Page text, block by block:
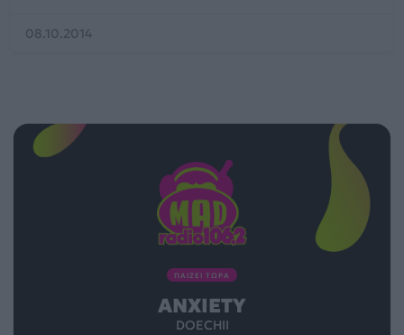
08.10.2014
ΠΑΙΖΕΙ ΤΩΡΑ
ANXIETY
DOECHII